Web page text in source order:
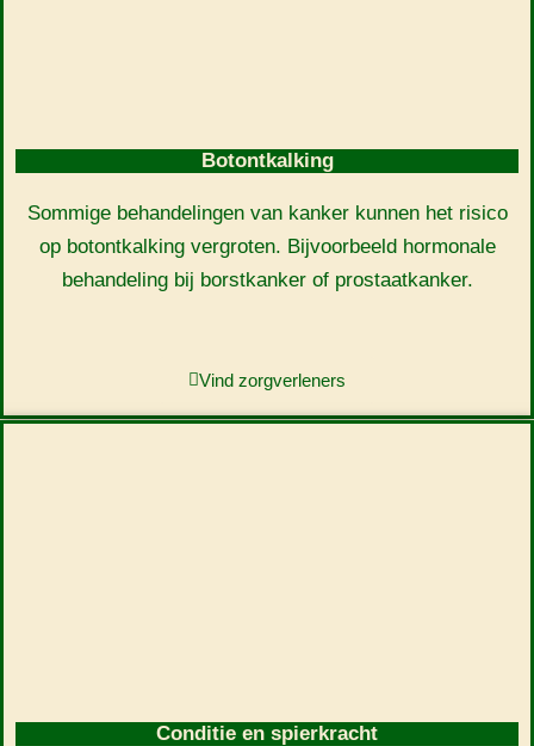
Botontkalking
Sommige behandelingen van kanker kunnen het risico
op botontkalking vergroten. Bijvoorbeeld hormonale
behandeling bij borstkanker of prostaatkanker.
Vind zorgverleners
Conditie en spierkracht